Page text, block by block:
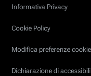
Informativa Privacy
Cookie Policy
Modifica preferenze cookie
Dichiarazione di